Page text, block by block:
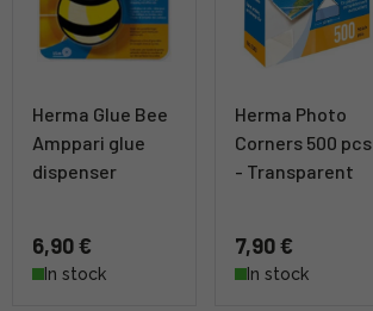
Herma Glue Bee
Amppari glue
dispenser
6,90 €
In stock
Herma Photo
Corners 500 pcs
- Transparent
7,90 €
In stock